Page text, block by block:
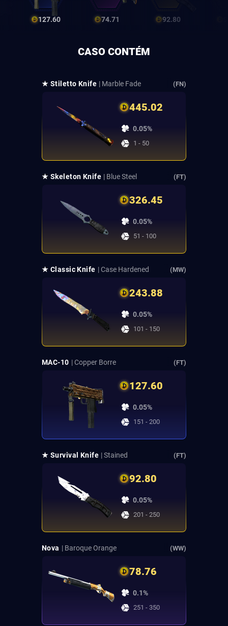
127.60 74.71 92.80
CASO CONTÉM
★ Stiletto Knife | Marble Fade (FN)
445.02
0.05%
1 - 50
★ Skeleton Knife | Blue Steel (FT)
326.45
0.05%
51 - 100
★ Classic Knife | Case Hardened (MW)
243.88
0.05%
101 - 150
MAC-10 | Copper Borre (FT)
127.60
0.05%
151 - 200
★ Survival Knife | Stained (FT)
92.80
0.05%
201 - 250
Nova | Baroque Orange (WW)
78.76
0.1%
251 - 350